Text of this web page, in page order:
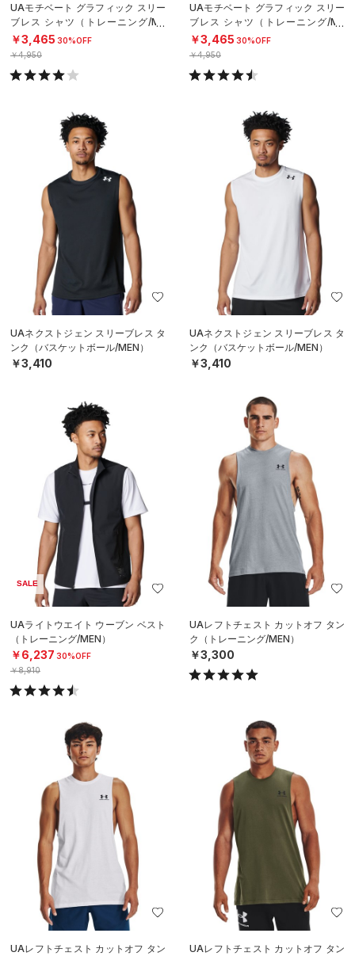
UAモチベート グラフィック スリー
ブレス シャツ（トレーニング/ME
N）
￥3,465 30%OFF
￥4,950
UAモチベート グラフィック スリー
ブレス シャツ（トレーニング/ME
N）
￥3,465 30%OFF
￥4,950
UAネクストジェン スリーブレス タ
ンク（バスケットボール/MEN）
￥3,410
UAネクストジェン スリーブレス タ
ンク（バスケットボール/MEN）
￥3,410
SALE
UAライトウエイト ウーブン ベスト
（トレーニング/MEN）
￥6,237 30%OFF
￥8,910
UAレフトチェスト カットオフ タン
ク（トレーニング/MEN）
￥3,300
UAレフトチェスト カットオフ タン
UAレフトチェスト カットオフ タン